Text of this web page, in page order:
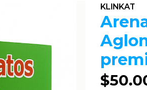
KLINKAT